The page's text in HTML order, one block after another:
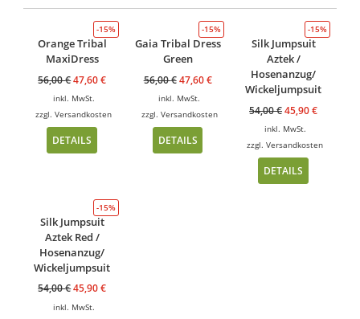
-15%
Orange Tribal
MaxiDress
56,00€47,60€
inkl. MwSt.
zzgl.Versandkosten
DETAILS
-15%
Gaia Tribal Dress
Green
56,00€ 47,60€
inkl. MwSt.
zzgl. Versandkosten
DETAILS
-15%
Silk Jumpsuit
Aztek /
Hosenanzug/
Wickeljumpsuit
54,00€45,90€
inkl. MwSt.
zzgl.Versandkosten
DETAILS
-15%
Silk Jumpsuit
Aztek Red /
Hosenanzug/
Wickeljumpsuit
54,00€45,90€
inkl. MwSt.